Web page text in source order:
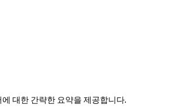
대한 간략한 요약을 제공합니다.